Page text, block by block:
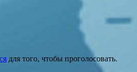
для того, чтобы проголосовать.